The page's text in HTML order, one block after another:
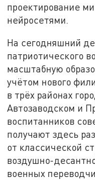
проектирование
нейросетями.
На сегодняшний
патриотического
масштабную
учётом нового
в трёх районах
Автозаводском и
воспитанников
получают здесь
от классической
воздушно-
военных